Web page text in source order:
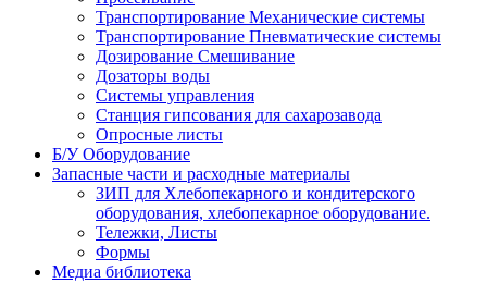
Транспортирование Механические системы
Транспортирование Пневматические системы
Дозирование Смешивание
Дозаторы воды
Системы управления
Станция гипсования для сахарозавода
Опросные листы
Б/У Оборудование
Запасные части и расходные материалы
ЗИП для Хлебопекарного и кондитерского
оборудования, хлебопекарное оборудование.
Тележки, Листы
Формы
Медиа библиотека